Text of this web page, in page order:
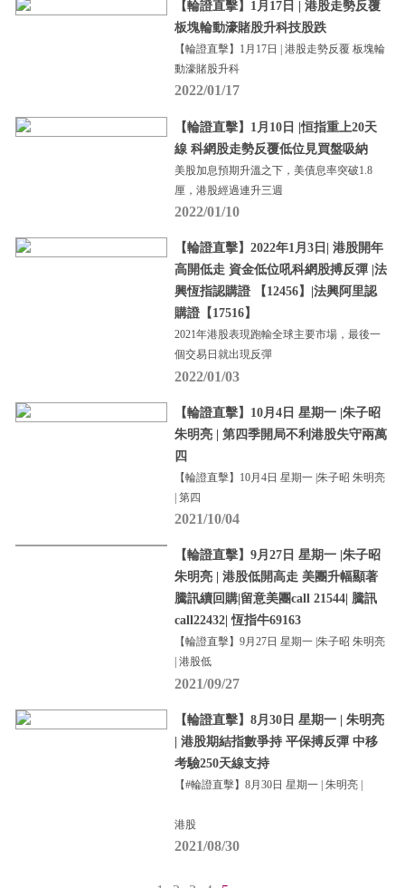
【輪證直擊】1月17日 | 港股走勢反覆
板塊輪動濠賭股升科技股跌
【輪證直擊】1月17日 | 港股走勢反覆 板塊輪
動濠賭股升科
2022/01/17
【輪證直擊】1月10日 |恒指重上20天
線 科網股走勢反覆低位見買盤吸納
美股加息預期升溫之下，美債息率突破1.8
厘，港股經過連升三週
2022/01/10
【輪證直擊】2022年1月3日| 港股開年
高開低走 資金低位吼科網股搏反彈 |法
興恆指認購證 【12456】|法興阿里認
購證【17516】
2021年港股表現跑輸全球主要市場，最後一
個交易日就出現反彈
2022/01/03
【輪證直擊】10月4日 星期一 |朱子昭
朱明亮 | 第四季開局不利港股失守兩萬
四
【輪證直擊】10月4日 星期一 |朱子昭 朱明亮
| 第四
2021/10/04
【輪證直擊】9月27日 星期一 |朱子昭
朱明亮 | 港股低開高走 美團升幅顯著
騰訊續回購|留意美團call 21544| 騰訊
call22432| 恆指牛69163
【輪證直擊】9月27日 星期一 |朱子昭 朱明亮
| 港股低
2021/09/27
【輪證直擊】8月30日 星期一 | 朱明亮
| 港股期結指數爭持 平保搏反彈 中移
考驗250天線支持
【#輪證直擊】8月30日 星期一 | 朱明亮 |
港股
2021/08/30